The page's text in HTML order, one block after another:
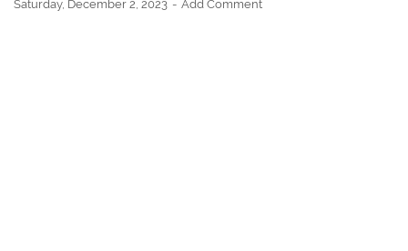
Saturday, December 2, 2023 Add Comment